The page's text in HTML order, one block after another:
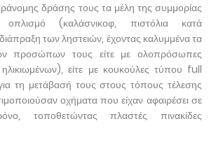
δράσης τους τα μέλη της συμμορίας
οπλισμό (καλάσνικοφ, πιστόλια κατά
των ληστειών, έχοντας καλυμμένα τα
προσώπων τους είτε με ολοπρόσωπες
είτε με κουκούλες τύπου full
τη μετάβασή τους στους τόπους τέλεσης
οχήματα που είχαν αφαιρέσει σε
τοποθετώντας πλαστές πινακίδες